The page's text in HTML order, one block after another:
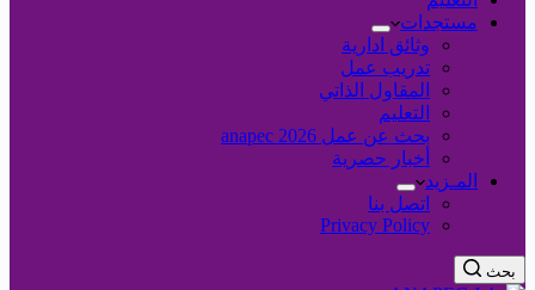
مستجدات
وثائق ادارية
تدريب عمل
المقاول الذاتي
التعليم
بحث عن عمل 2026 anapec
أخبار حصرية
المـزيد
اتصل بنا
Privacy Policy
بحث